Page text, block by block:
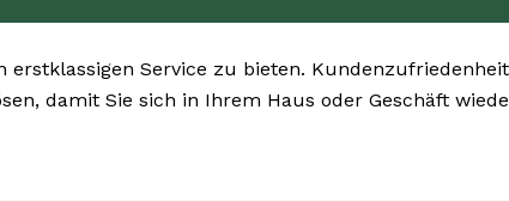
erstklassigen Service zu bieten.
damit Sie sich in Ihrem Haus oder Geschäft